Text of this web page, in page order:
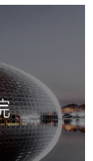
建设